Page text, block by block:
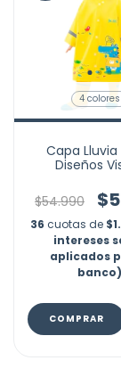
4 colores
Capa Lluvia
Diseños
Expansor
$54.990
36 cuotas de
intereses
aplicados
banco)
COMPRAR